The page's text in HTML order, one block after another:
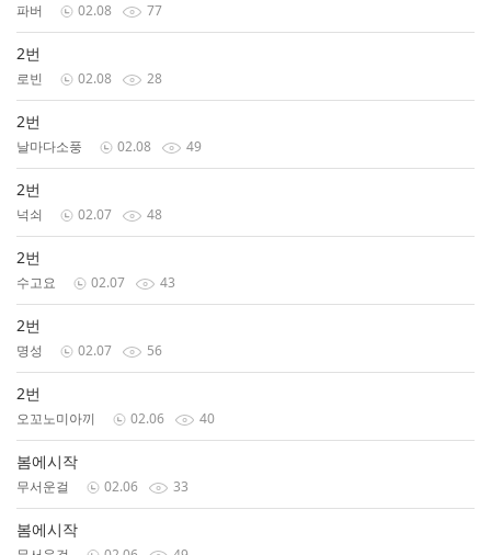
파버 02.08 77
2번
로빈 02.08 28
2번
날마다소풍 02.08 49
2번
넉쇠 02.07 48
2번
수고요 02.07 43
2번
명성 02.07 56
2번
오꼬노미아끼 02.06 40
봄에시작
무서운걸 02.06 33
봄에시작